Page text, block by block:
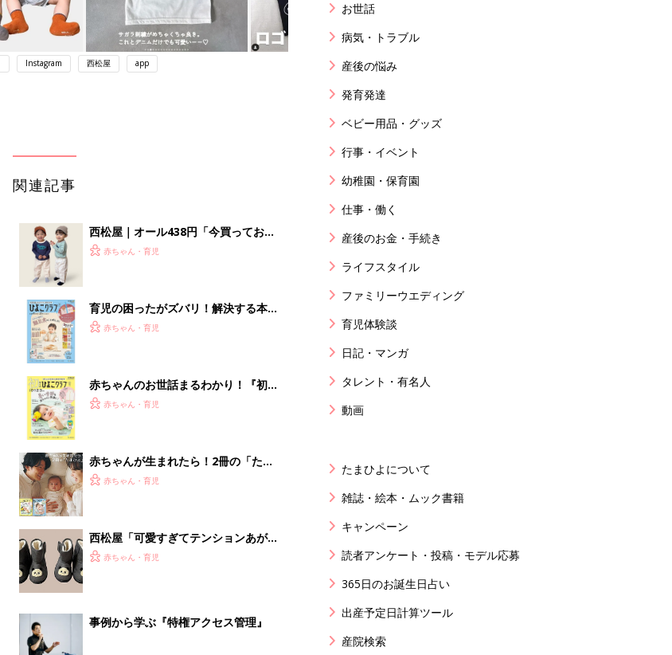
Instagram 西松屋 app
関連記事
西松屋｜オール438円「今買っておく
べき！」「保育園着にも◎」元子ども
赤ちゃん・育児
育児の困ったがズバリ！解決する本
『ひよこクラブ 秋号』 4カ月～2才
赤ちゃん・育児
赤ちゃんのお世話まるわかり！『初め
てのひよこクラブ 夏号』〈巻頭大特
赤ちゃん・育児
赤ちゃんが生まれたら！2冊の「たま
ひよ」
赤ちゃん・育児
西松屋「可愛すぎてテンションあが
る」「機能性も◎」元子ども服販売員
赤ちゃん・育児
事例から学ぶ『特権アクセス管理』
お世話
病気・トラブル
産後の悩み
発育発達
ベビー用品・グッズ
行事・イベント
幼稚園・保育園
仕事・働く
産後のお金・手続き
ライフスタイル
ファミリーウエディング
育児体験談
日記・マンガ
タレント・有名人
動画
たまひよについて
雑誌・絵本・ムック書籍
キャンペーン
読者アンケート・投稿・モデル応募
365日のお誕生日占い
出産予定日計算ツール
産院検索